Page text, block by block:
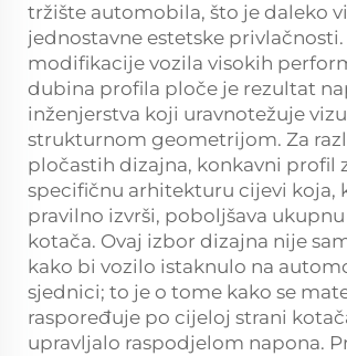
tržište automobila, što je daleko
jednostavne estetske privlačnosti.
modifikacije vozila visokih
dubina profila ploče je rezultat
inženjerstva koji uravnotežuje
strukturnom geometrijom. Za
pločastih dizajna, konkavni profil
specifičnu arhitekturu cijevi koja,
pravilno izvrši, poboljšava
kotača. Ovaj izbor dizajna nije
kako bi vozilo istaknulo na
sjednici; to je o tome kako se
raspoređuje po cijeloj strani
upravljalo raspodjelom napona.